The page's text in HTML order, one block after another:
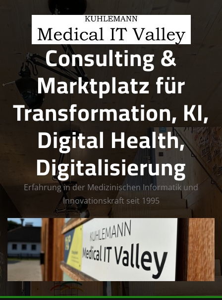
Consulting &
Marktplatz für
Transformation, KI,
Digital Health,
Digitalisierung
Erfahrung in der Medizinischen Informatik und
Innovationskraft seit 1995